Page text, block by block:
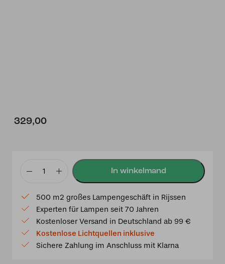
329,00
Tiffany
Dragonfly
Belle
Epoque
40
cm
500 m2 großes Lampengeschäft in Rijssen
Experten für Lampen seit 70 Jahren
Kostenloser Versand in Deutschland ab 99 €
Kostenlose Lichtquellen inklusive
Sichere Zahlung im Anschluss mit Klarna